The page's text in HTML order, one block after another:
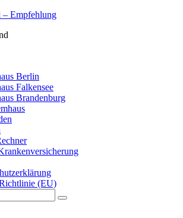
– Empfehlung
Berlin
Falkensee
Brandenburg
(EU)
Suche